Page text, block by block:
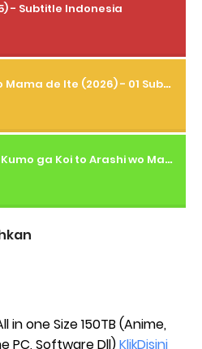
- Subtitle Indonesia
Meitantei no Mama de Ite (2026) - 01 Subtitle Indonesia
Natsuiro no Kumo ga Koi to Arashi wo Makiokosu (2026) - 01 Subtitle Indonesia
in one Size 150TB (Anime,
PC, Software Dll)KlikDisini